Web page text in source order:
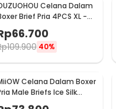
Celana Dalam
Brief Pria 4PCS XL -
MU003066.700
109.900 40%
Celana Dalam Boxer
Male Briefs Ice Silk
Nylon Spandex 3 PCS XXL -